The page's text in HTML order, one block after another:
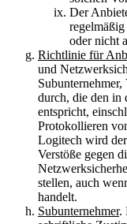
Der
oder nicht
Richtlinie für
und
durch, die den in
entspricht,
Protokollieren
Logitech wird
Verstöße gegen
stellen, auch
handelt.
Subunternehmer.